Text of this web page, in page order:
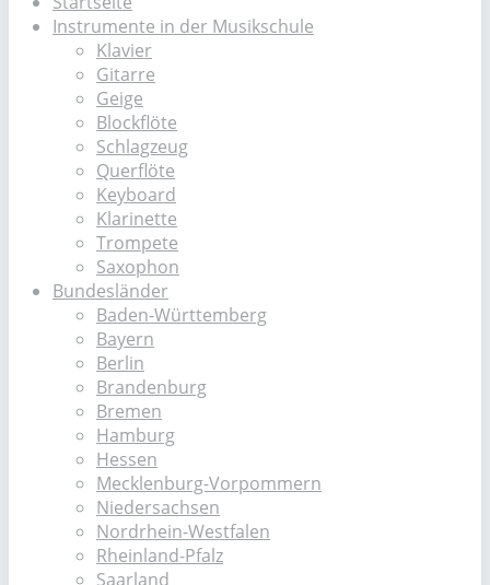
Instrumente in der Musikschule
Klavier
Gitarre
Geige
Blockflöte
Schlagzeug
Querflöte
Keyboard
Klarinette
Trompete
Saxophon
Bundesländer
Baden-Württemberg
Bayern
Berlin
Brandenburg
Bremen
Hamburg
Hessen
Mecklenburg-Vorpommern
Niedersachsen
Nordrhein-Westfalen
Rheinland-Pfalz
Saarland